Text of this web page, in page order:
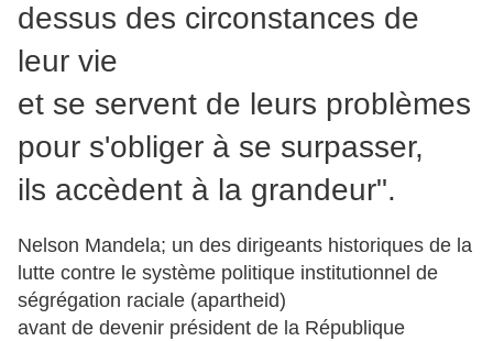
dessus des circonstances de
leur vie
et se servent de leurs problèmes
pour s'obliger à se surpasser,
ils accèdent à la grandeur".
Nelson Mandela; un des dirigeants historiques de la
lutte contre le système politique institutionnel de
ségrégation raciale (apartheid)
avant de devenir président de la République